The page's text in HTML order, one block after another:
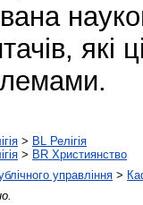
які
> BL Релігія
> BR Християнство
управління >